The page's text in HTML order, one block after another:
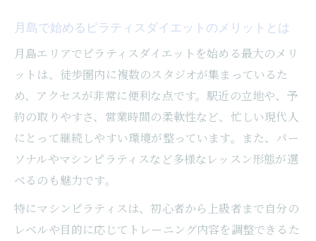
間活用術
理想の体を目指すダイエットメニュー特集
理想の体を叶えるピラティスダイエットメ
ニュー集
ピラティスダイエットで美しいボディライ
ンを目指す
目的別に選ぶピラティスダイエットメニュ
ーの魅力
ピラティスダイエットで引き締め効果を実
感する方法
月島で始めるピラティスダイエットのメリットとは
月島エリアでピラティスダイエットを始める最大のメリ
ットは、徒歩圏内に複数のスタジオが集まっているた
め、アクセスが非常に便利な点です。駅近の立地や、予
約の取りやすさ、営業時間の柔軟性など、忙しい現代人
にとって継続しやすい環境が整っています。また、パー
ソナルやマシンピラティスなど多様なレッスン形態が選
べるのも魅力です。
特にマシンピラティスは、初心者から上級者まで自分の
レベルや目的に応じてトレーニング内容を調整できるた